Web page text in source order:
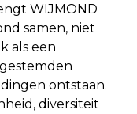
WIJMOND
samen, niet
als een
ontstaan.
diversiteit